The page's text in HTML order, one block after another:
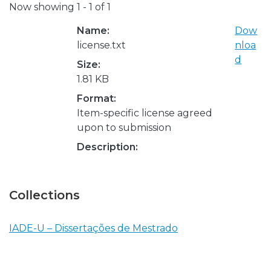
Now showing 1 - 1 of 1
Name:
license.txt
Size:
1.81 KB
Format:
Item-specific license agreed
upon to submission
Description:
Dow
nloa
d
Collections
IADE-U – Dissertações de Mestrado